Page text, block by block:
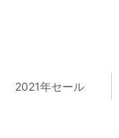
2021年セール